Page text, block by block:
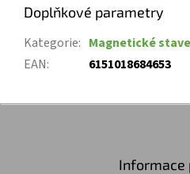
Doplňkové parametry
Kategorie: Magnetické
EAN: 6151018684653
Z
Informace